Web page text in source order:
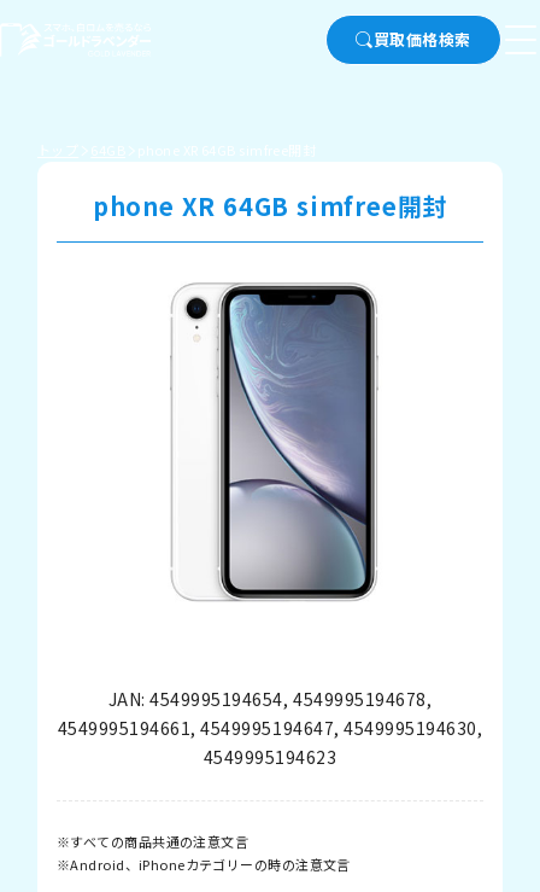
買取価格検索
トップ 64GB phone XR 64GB simfree開封
phone XR 64GB simfree開封
JAN:4549995194654,4549995194678,
4549995194661,4549995194647,4549995194630,
4549995194623
すべての商品共通の注意文言
Android、iPhoneカテゴリーの時の注意文言